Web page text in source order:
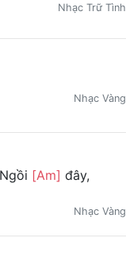
Nhạc Trữ Tình
Nhạc Vàng
[Am] đây,
Nhạc Vàng